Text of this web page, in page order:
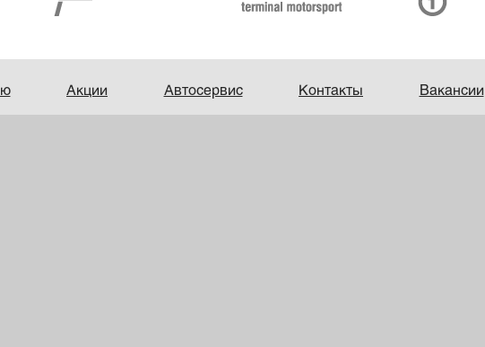
Акции Автосервис Контакты Вакансии